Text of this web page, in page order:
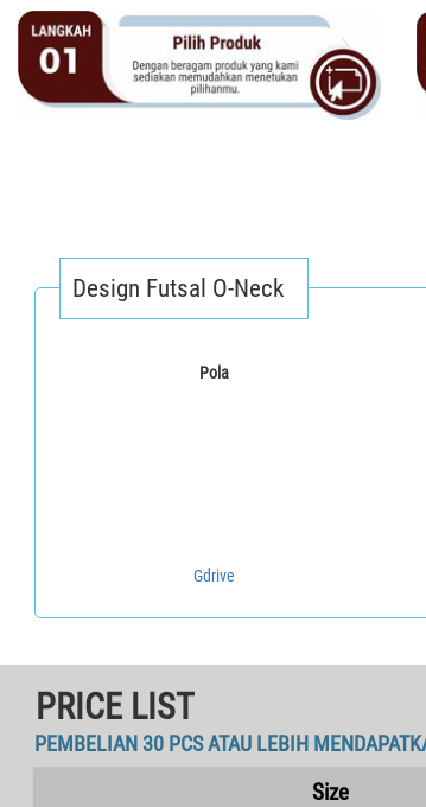
Design Futsal O-Neck
Pola
Gdrive
PRICE LIST
PEMBELIAN 30 PCS ATAU LEBIH
Size